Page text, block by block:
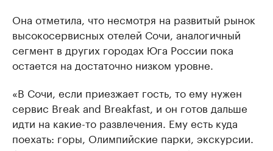
Она отметила, что несмотря на развитый рынок
высокосервисных отелей Сочи, аналогичный
сегмент в других городах Юга России пока
остается на достаточно низком уровне.
«В Сочи, если приезжает гость, то ему нужен
сервис Break and Breakfast, и он готов дальше
идти на какие-то развлечения. Ему есть куда
поехать: горы, Олимпийские парки, экскурсии.